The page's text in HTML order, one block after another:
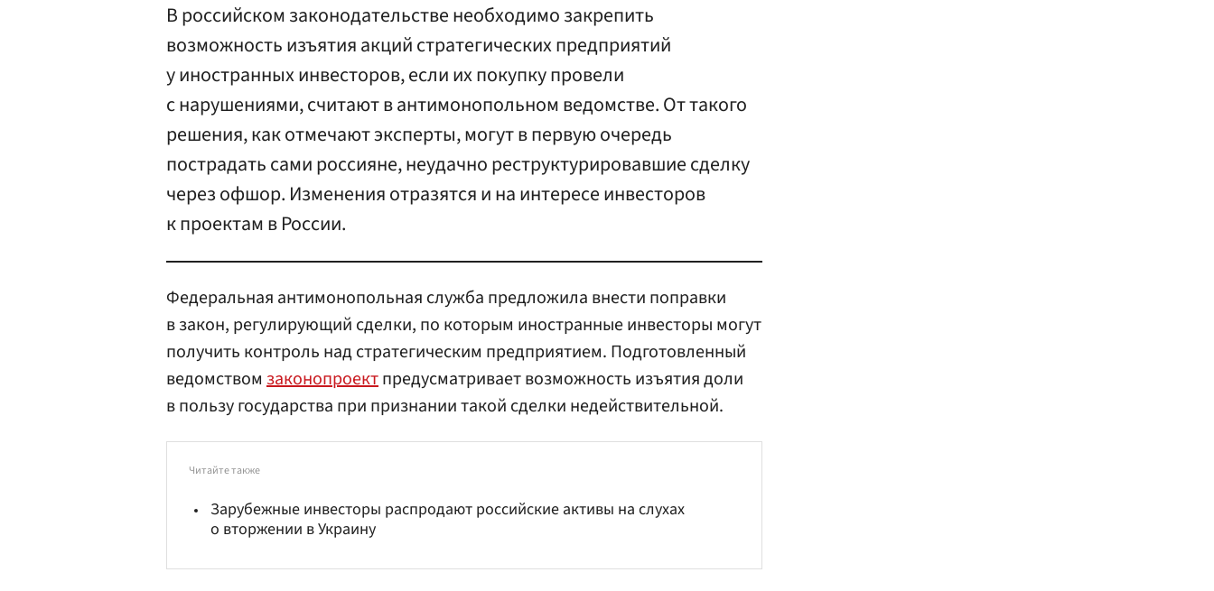
В российском законодательстве необходимо закрепить
возможность изъятия акций стратегических предприятий
у иностранных инвесторов, если их покупку провели
с нарушениями, считают в антимонопольном ведомстве. От такого
решения, как отмечают эксперты, могут в первую очередь
пострадать сами россияне, неудачно реструктурировавшие сделку
через офшор. Изменения отразятся и на интересе инвесторов
к проектам в России.
Федеральная антимонопольная служба предложила внести поправки
в закон, регулирующий сделки, по которым иностранные инвесторы могут
получить контроль над стратегическим предприятием. Подготовленный
ведомством законопроектпредусматривает возможность изъятия доли
в пользу государства при признании такой сделки недействительной.
Читайте также
Зарубежные инвесторы распродают российские активы на слухах
о вторжении в Украину